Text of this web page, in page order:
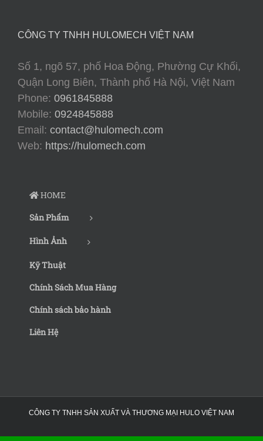
CÔNG TY TNHH HULOMECH VIỆT NAM
Số 1, ngõ 57, phố Hoa Động, Phường Cự Khối,
Quận Long Biên, Thành phố Hà Nội, Việt Nam
Phone: 0961845888
Mobile: 0924845888
Email: contact@hulomech.com
Web: https://hulomech.com
HOME
Sản Phẩm
Hình Ảnh
Kỹ Thuật
Chính Sách Mua Hàng
Chính sách bảo hành
Liên Hệ
CÔNG TY TNHH SẢN XUẤT VÀ THƯƠNG MẠI HULO VIỆT NAM